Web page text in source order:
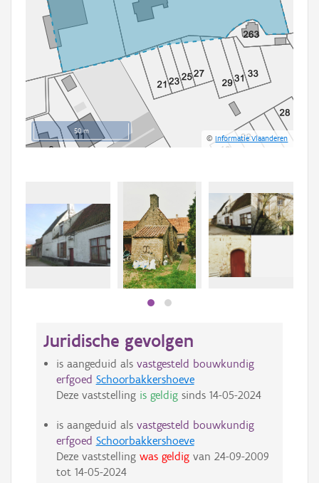
50 m
©Informatie Vlaanderen
Juridische gevolgen
is aangeduid als vastgesteld bouwkundig
erfgoed Schoorbakkershoeve
Deze vaststelling is geldigsinds 14-05-2024
is aangeduid als vastgesteld bouwkundig
erfgoed Schoorbakkershoeve
Deze vaststelling was geldigvan 24-09-2009
tot 14-05-2024